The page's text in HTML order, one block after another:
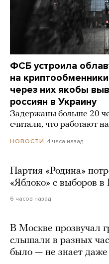
ФСБ устроила
на
через них якобы
россиян в Украину
Задержаны больше 20
считали, что работают
НОВОСТИ 4 часа назад
Партия «Родина»
«Яблоко» с выборов в
6 часов назад
В Москве прозвучал
слышали в разных
было — не знает